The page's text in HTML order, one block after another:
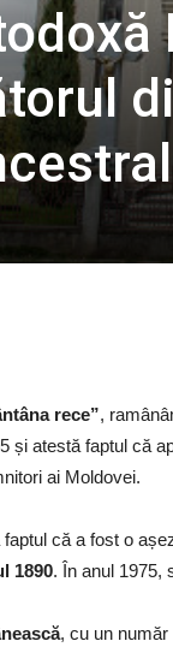
rece”,
atestă faptul că
ai Moldovei.
că a fost o
1890. În anul 1975,
, cu un număr